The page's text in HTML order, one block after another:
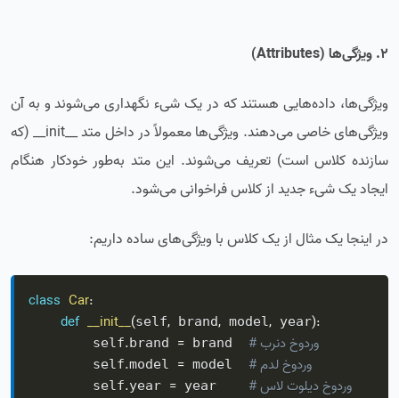
2. ویژگی‌ها (Attributes)
ویژگی‌ها، داده‌هایی هستند که در یک شیء نگهداری می‌شوند و به آن
ویژگی‌های خاصی می‌دهند. ویژگی‌ها معمولاً در داخل متد __init__ (که
سازنده کلاس است) تعریف می‌شوند. این متد به‌طور خودکار هنگام
ایجاد یک شیء جدید از کلاس فراخوانی می‌شود.
در اینجا یک مثال از یک کلاس با ویژگی‌های ساده داریم:
class Car:
def __init__(self, brand, model, year):
        self
.brand = brand # برند خودرو
        self
.model = model # مدل خودرو
        self
.year = year # سال تولید خودرو